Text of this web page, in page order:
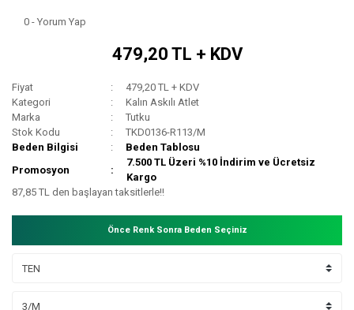
0 - Yorum Yap
479,20 TL + KDV
Fiyat
479,20 TL + KDV
Kategori
Kalın Askılı Atlet
Marka
Tutku
Stok Kodu
TKD0136-R113/M
Beden Bilgisi
Beden Tablosu
Promosyon
7.500 TL Üzeri %10 İndirim ve Ücretsiz
Kargo
87,85 TL den başlayan taksitlerle!!
Önce Renk Sonra Beden Seçiniz